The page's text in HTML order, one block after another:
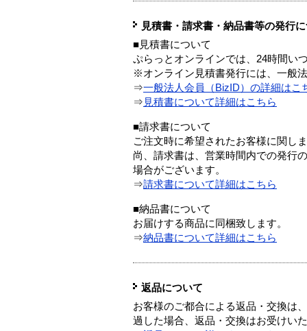
見積書・請求書・納品書等の発行
■見積書について
ぷらっとオンラインでは、24時間い
※オンライン見積書発行には、一般
⇒一般法人会員（BizID）の詳細はこ
⇒ 見積書について詳細はこちら
■請求書について
ご注文時に希望されたお客様に関し
尚、請求書は、営業時間内での発行
場合がございます。
⇒請求書について詳細はこちら
■納品書について
お届けする商品に同梱致します。
⇒納品書について詳細はこちら
返品について
お客様のご都合による返品・交換は
過した場合、返品・交換はお受けいた